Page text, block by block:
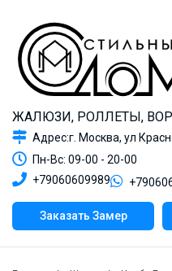
ЖАЛЮЗИ, РОЛЛЕТЫ,
Адрес:г. Москва, ул
Пн-Вс: 09-00 - 20-00
+79060609989
Заказать Замер